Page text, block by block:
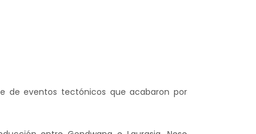
de eventos tectónicos que acabaron por